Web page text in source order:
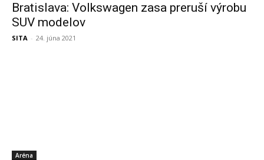
Bratislava: Volkswagen zasa preruší výrobu
SUV modelov
SITA - 24. júna 2021
Aréna